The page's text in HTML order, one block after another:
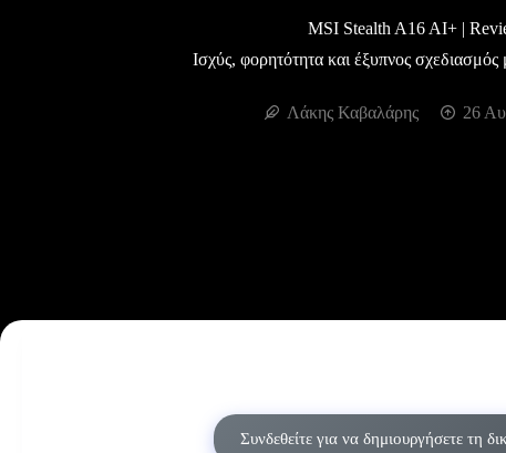
MSI Stealth A16 AI+ |
Ισχύς, φορητότητα και έξυπνος
Λάκης Καβαλάρης 26
Συνδεθείτε για να δημιουργήσετε τη